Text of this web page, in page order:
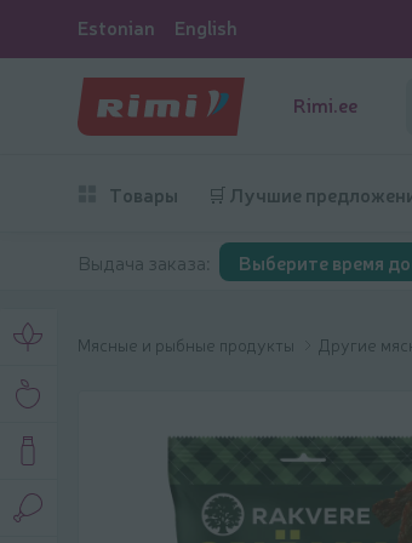
Estonian English
Rimi.ee
Товары 🛒 Лучшие
Выдача заказа: Выберите время
Мясные и рыбные продукты Другие